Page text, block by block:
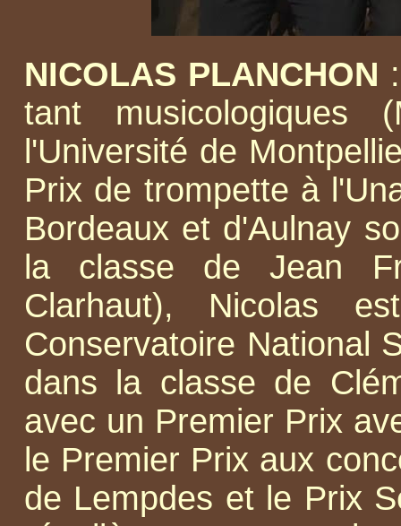
NICOLAS PLANCHON
tant musicologiques
l'Université de
Prix de trompette à
Bordeaux et d'Aulnay
la classe de Jean
Clarhaut), Nicolas
Conservatoire National
dans la classe de
avec un Premier Prix
le Premier Prix aux
de Lempdes et le Prix